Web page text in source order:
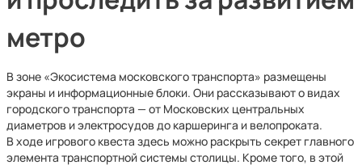
метро
В зоне «Экосистема московского транспорта» размещены
экраны и информационные блоки. Они рассказывают о видах
городского транспорта — от Московских центральных
диаметров и электросудов до каршеринга и велопроката.
В ходе игрового квеста здесь можно раскрыть секрет главного
элемента транспортной системы столицы. Кроме того, в этой